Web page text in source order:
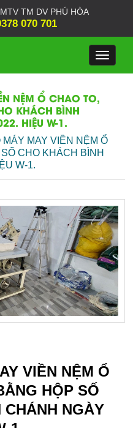
TM DV PHÚ HÒA
070 701
Toggle
NỆM Ổ CHAO TO,
KHÁCH BÌNH
HIỆU W-1.
MÁY MAY VIỀN NỆM Ổ
CHO KHÁCH BÌNH
W-1.
VIỀN NỆM Ổ
HỘP SỐ
CHÁNH NGÀY